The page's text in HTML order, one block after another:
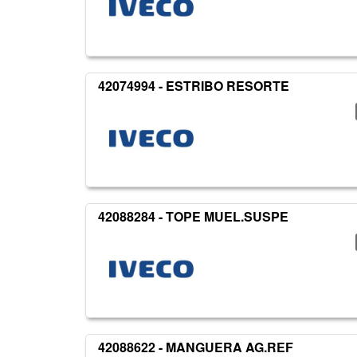
42074994 - ESTRIBO RESORTE
42088284 - TOPE MUEL.SUSPE
42088622 - MANGUERA AG.REF